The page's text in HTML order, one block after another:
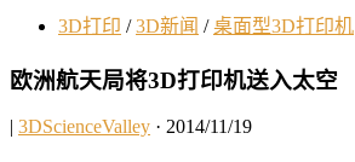
3D打印 / 3D新闻 / 桌面型3D打印机
欧洲航天局将3D打印机送入太空
| 3DScienceValley · 2014/11/19